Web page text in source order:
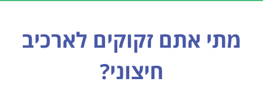
מתי אתם זקוקים לארכיב
חיצוני?